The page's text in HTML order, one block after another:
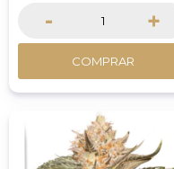
- +
COMPRAR